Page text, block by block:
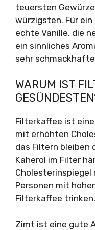
teuersten
würzigsten. Für
echte Vanille, die
ein sinnliches
sehr
WARUM IST
Filterkaffee ist
mit erhöhten
das Filtern bleiben
Kaherol im Filter
Cholesterinspiegel
Personen mit
Filterkaffee trinken.
Zimt ist eine gute